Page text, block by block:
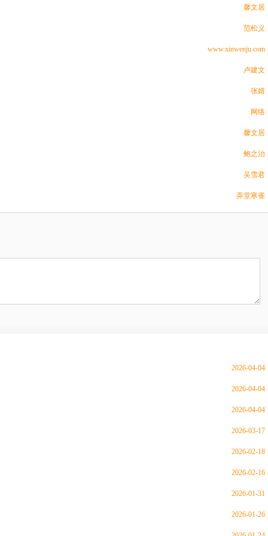
馨文居
范松义
www.xinwenju.com
卢建文
张婧
网络
馨文居
鲍之治
吴雪君
弄堂寒雀
2026-04-04
2026-04-04
2026-04-04
2026-03-17
2026-02-18
2026-02-16
2026-01-31
2026-01-26